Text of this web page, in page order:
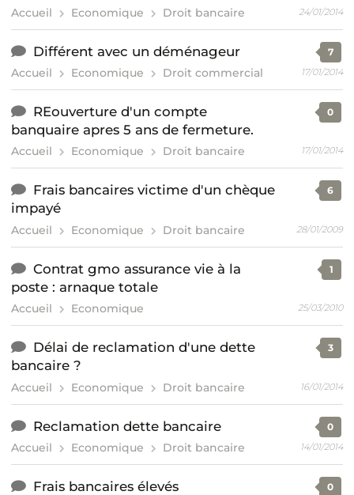
Accueil Economique Droit bancaire 24/01/2014
Différent avec un déménageur
Accueil Economique Droit commercial
7
17/01/2014
REouverture d'un compte
banquaire apres 5 ans de fermeture.
Accueil Economique Droit bancaire
0
17/01/2014
Frais bancaires victime d'un chèque
impayé
Accueil Economique Droit bancaire
6
28/01/2009
Contrat gmo assurance vie à la
poste : arnaque totale
Accueil Economique
1
25/03/2010
Délai de reclamation d'une dette
bancaire ?
Accueil Economique Droit bancaire
3
16/01/2014
Reclamation dette bancaire
Accueil Economique Droit bancaire
0
14/01/2014
Frais bancaires élevés 0